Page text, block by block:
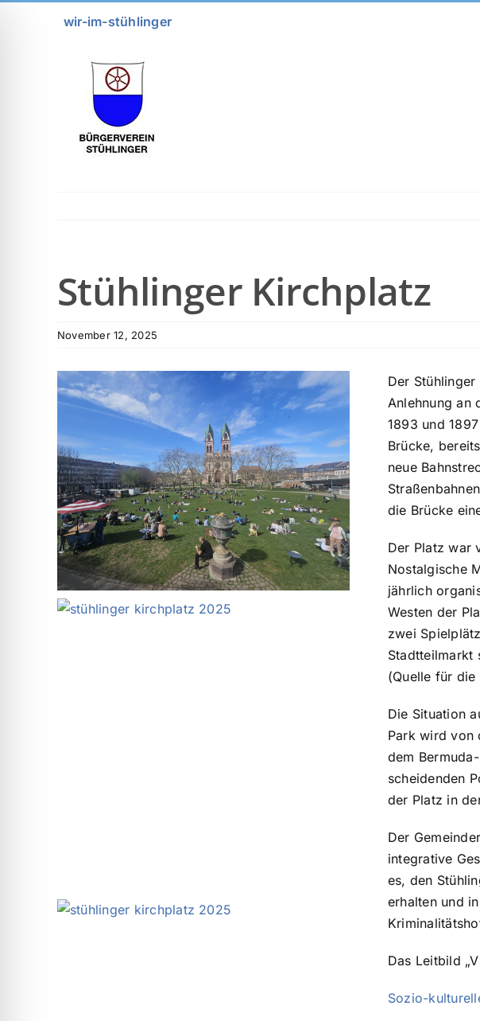
wir-im-stühlinger
Stühlinger Kirchplatz
November 12, 2025
Der
Anlehnung an
1893 und
Brücke,
neue
die Brücke
Der Platz war
Nostalgische
jährlich
Westen der
zwei
Stadtteilmarkt
(Quelle für
Die Situation
Park wird von
dem
scheidenden
der Platz in
Der
integrative
es, den
erhalten und
Das Leitbild
Sozio-